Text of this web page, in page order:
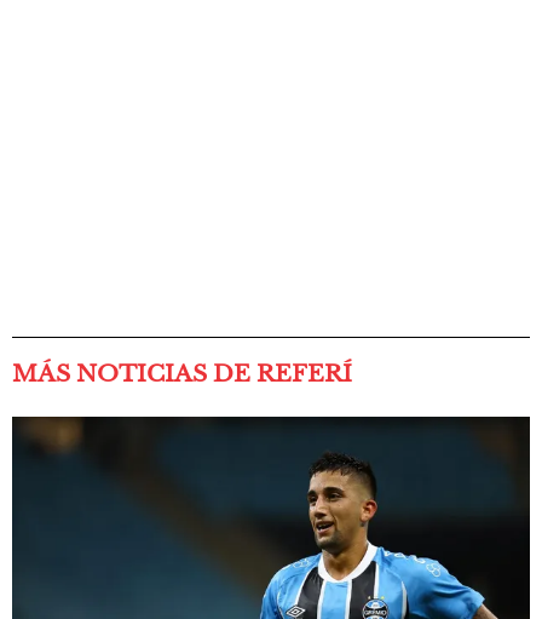
MÁS NOTICIAS DE REFERÍ